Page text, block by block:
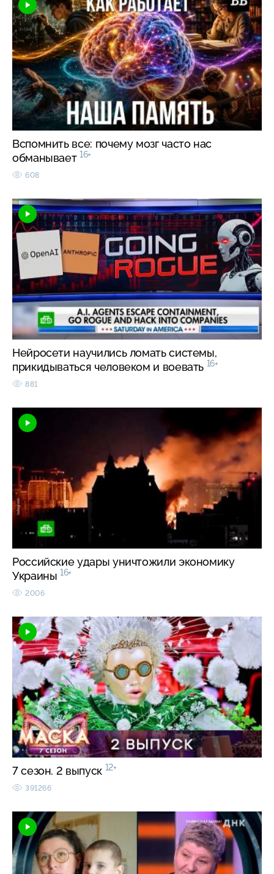
Вспомнить все: почему мозг часто нас
обманывает 16+
608
Нейросети научились ломать системы,
прикидываться человеком и воевать 16+
881
Российские удары уничтожили экономику
Украины 16+
2006
7 сезон. 2 выпуск 12+
391266